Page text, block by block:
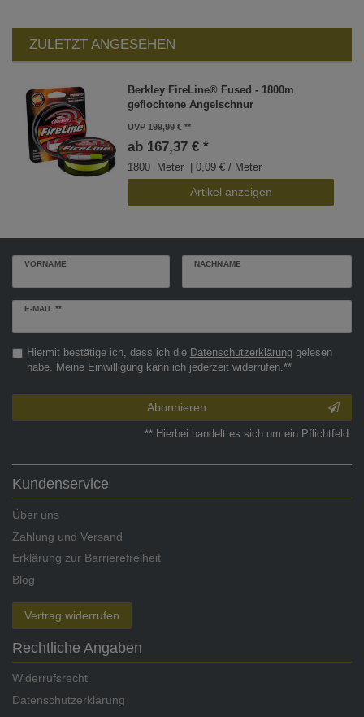
ZULETZT ANGESEHEN
Berkley FireLine® Fused - 1800m
geflochtene Angelschnur
UVP 199,99 €
ab 167,37 € *
1800 Meter | 0,09 € / Meter
Artikel anzeigen
VORNAME NACHNAME
E-MAIL **
Newsletter
Hiermit bestätige ich, dass ich die Daten­schutz­erklärunggelesen
habe. Meine Einwilligung kann ich jederzeit widerrufen.**
Abonnieren
** Hierbei handelt es sich um ein Pflichtfeld.
Kundenservice
Über uns
Zahlung und Versand
Erklärung zur Barrierefreiheit
Blog
Vertrag widerrufen
Rechtliche Angaben
Widerrufsrecht
Datenschutzerklärung